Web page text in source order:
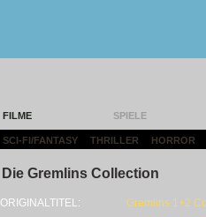
FILME SPIELE
SCI-FI/FANTASY THRILLER HORROR
Die Gremlins Collection
ORIGINALTITEL:
Gremlins 1+2